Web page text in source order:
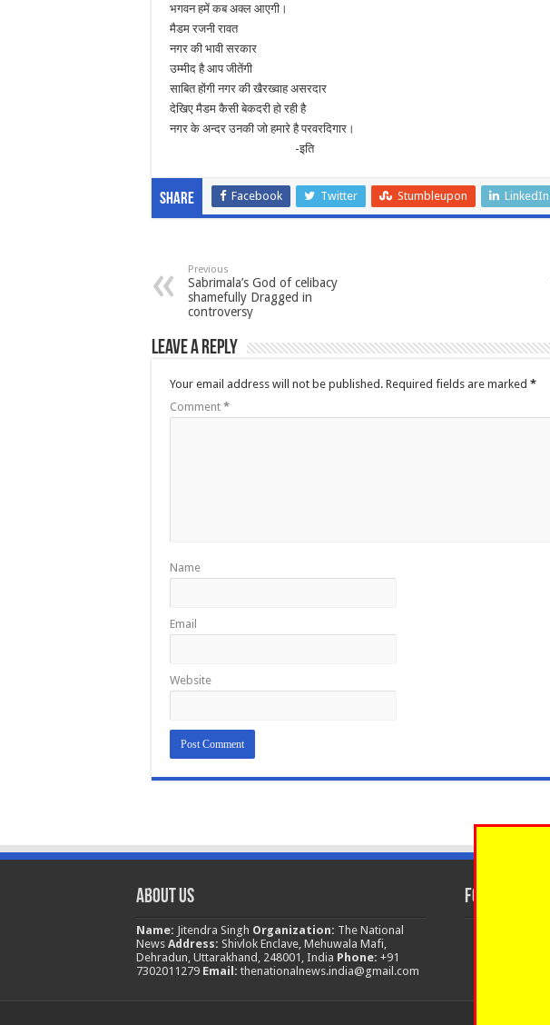
भगवन हमें कब अक्ल आएगी।
मैडम रजनी रावत
नगर की भावी सरकार
उम्मीद है आप जीतेंगी
साबित होंगी नगर की खैरख्वाह असरदार
देखिए मैडम कैसी बेकदरी हो रही है
नगर के अन्दर उनकी जो हमारे है परवरदिगार।
-इति
Share Facebook Twitter Stumbleupon LinkedIn
Previous
Sabrimala’s God of celibacy
shamefully Dragged in
controversy
Leave a Reply
Your email address will not be published. Required fields are marked *
Comment *
Name
Email
Website
About Us
Name: Jitendra Singh Organization: The National
News Address: Shivlok Enclave, Mehuwala Mafi,
Dehradun, Uttarakhand, 248001, India Phone: +91
7302011279 Email: thenationalnews.india@gmail.com
FOLLOW US